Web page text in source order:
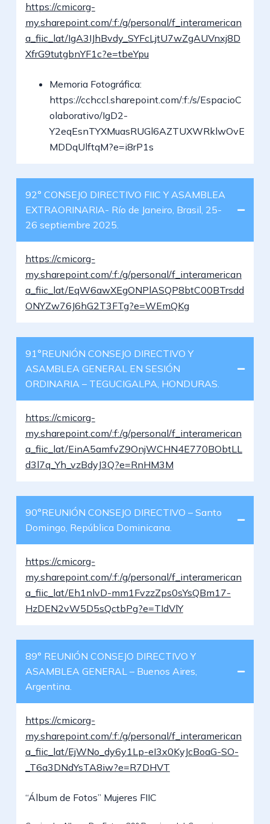
https://cmicorg-
my.sharepoint.com/:f:/g/personal/f_interamerican
a_fiic_lat/IgA3IJhBvdy_SYFcLjtU7wZgAUVnxj8D
XfrG9tutgbnYF1c?e=tbeYpu
Memoria Fotográfica:
https://cchccl.sharepoint.com/:f:/s/EspacioC
olaborativo/IgD2-
Y2eqEsnTYXMuasRUGl6AZTUXWRklwOvE
MDDqUlftqM?e=i8rP1s
92° CONSEJO DIRECTIVO FIIC Y ASAMBLEA
EXTRAORINARIA- Río de Janeiro, Brasil, 25-
26 septiembre 2025.
https://cmicorg-
my.sharepoint.com/:f:/g/personal/f_interamerican
a_fiic_lat/EqW6awXEgONPlASQP8btC00BTrsdd
ONYZw76J6hG2T3FTg?e=WEmQKg
91°REUNIÓN CONSEJO DIRECTIVO Y
ASAMBLEA GENERAL EN SESIÓN
ORDINARIA – TEGUCIGALPA, HONDURAS.
https://cmicorg-
my.sharepoint.com/:f:/g/personal/f_interamerican
a_fiic_lat/EinA5amfvZ9OnjWCHN4E770BObtLL
d3l7q_Yh_vzBdyJ3Q?e=RnHM3M
90°REUNIÓN CONSEJO DIRECTIVO – Santo
Domingo, República Dominicana.
https://cmicorg-
my.sharepoint.com/:f:/g/personal/f_interamerican
a_fiic_lat/Eh1nlvD-mm1FvzzZps0sYsQBm17-
HzDEN2vW5D5sQctbPg?e=TIdVlY
89° REUNIÓN CONSEJO DIRECTIVO Y
ASAMBLEA GENERAL – Buenos Aires,
Argentina.
https://cmicorg-
my.sharepoint.com/:f:/g/personal/f_interamerican
a_fiic_lat/EjWNo_dy6y1Lp-eI3x0KyJcBoaG-SO-
_T6a3DNdYsTA8iw?e=R7DHVT
“Álbum de Fotos” Mujeres FIIC